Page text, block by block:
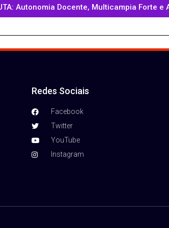
Autonomia Docente, Multicampia Forte
Redes Sociais
Facebook
Twitter
YouTube
Instagram